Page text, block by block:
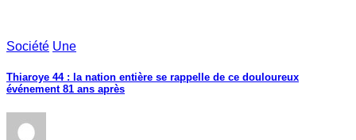
Société Une
Thiaroye 44 : la nation entière se rappelle de ce douloureux
événement 81 ans après